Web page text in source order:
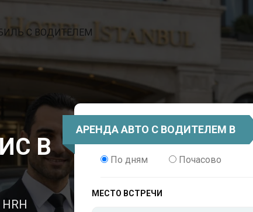
С ВОДИТЕЛЕМ
В
АРЕНДА АВТО С ВОДИТЕЛЕМ В
СТАМБУЛЕ
По дням Почасово
МЕСТО ВСТРЕЧИ